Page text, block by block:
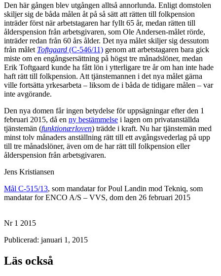
Den här gången blev utgången alltså annorlunda. Enligt domstolen
skiljer sig de båda målen åt på så sätt att rätten till folkpension
inträder först när arbetstagaren har fyllt 65 år, medan rätten till
ålderspension från arbetsgivaren, som Ole Andersen-målet rörde,
inträder redan från 60 års ålder. Det nya målet skiljer sig dessutom
från målet Toftgaard (C-546/11) genom att arbetstagaren bara gick
miste om en engångsersättning på högst tre månadslöner, medan
Erik Toftgaard kunde ha fått lön i ytterligare tre år om han inte hade
haft rätt till folkpension. Att tjänstemannen i det nya målet gärna
ville fortsätta yrkesarbeta – liksom de i båda de tidigare målen – var
inte avgörande.
Den nya domen får ingen betydelse för uppsägningar efter den 1
februari 2015, då en ny bestämmelse i lagen om privatanställda
tjänstemän (funktionærloven) trädde i kraft. Nu har tjänstemän med
minst tolv månaders anställning rätt till ett avgångsvederlag på upp
till tre månadslöner, även om de har rätt till folkpension eller
ålderspension från arbetsgivaren.
Jens Kristiansen
Mål C-515/13, som mandatar for Poul Landin mod Tekniq, som
mandatar for ENCO A/S – VVS, dom den 26 februari 2015
Nr 1 2015
Publicerad: januari 1, 2015
Läs också